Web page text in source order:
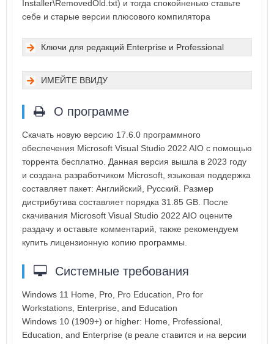
Installer\RemovedOld.txt) и тогда спокойненько ставьте
себе и старые версии плюсового компилятора
Ключи для редакций Enterprise и Professional
ИМЕЙТЕ ВВИДУ
О программе
Скачать новую версию 17.6.0 программного
обеспечения Microsoft Visual Studio 2022 AIO с помощью
торрента бесплатно. Данная версия вышла в 2023 году
и создана разработчиком Microsoft, языковая поддержка
составляет пакет: Английский, Русский. Размер
дистрибутива составляет порядка 31.85 GB. После
скачивания Microsoft Visual Studio 2022 AIO оцените
раздачу и оставьте комментарий, также рекомендуем
купить лицензионную копию программы.
Системные требования
Windows 11 Home, Pro, Pro Education, Pro for
Workstations, Enterprise, and Education
Windows 10 (1909+) or higher: Home, Professional,
Education, and Enterprise (в реале ставится и на версии